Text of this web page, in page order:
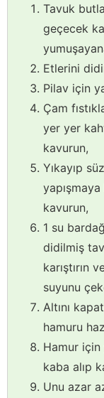
Tavuk
geçecek
Etlerini
Pilav için
Çam
yer yer
kavurun,
Yıkayıp
kavurun,
1 su
didilmiş
karıştırın
suyunu
Altını
hamuru
Hamur
kaba alıp
Unu azar